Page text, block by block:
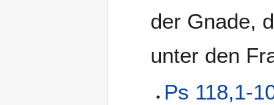
der Gnade,
unter den
Ps 118,1-